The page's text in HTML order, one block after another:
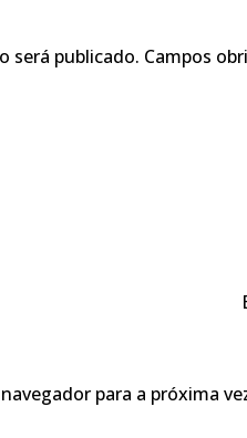
será publicado. Campos
para a próxima